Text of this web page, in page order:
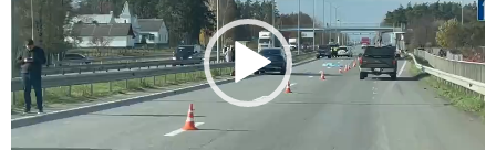
о
п
л